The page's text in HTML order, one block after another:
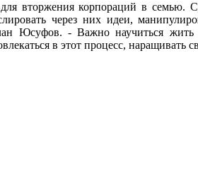
вторжения корпораций в семью.
через них идеи,
Юсуфов. - Важно научиться
в этот процесс,